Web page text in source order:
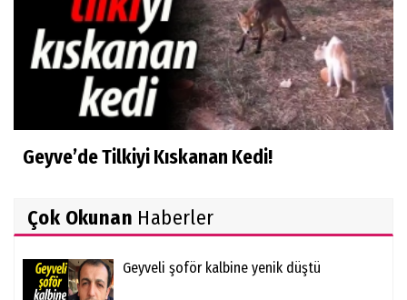
Geyve’de Tilkiyi Kıskanan Kedi!
Çok Okunan Haberler
Geyveli şoför kalbine yenik düştü